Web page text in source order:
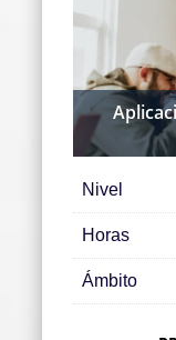
Nivel
Horas
Ámbito